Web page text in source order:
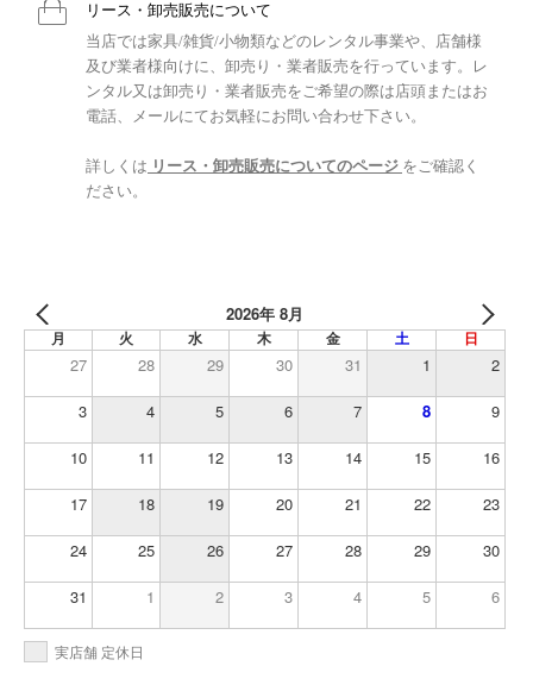
リース・卸売販売について
当店では家具/雑貨/小物類などのレンタル事業や、店舗様
及び業者様向けに、卸売り・業者販売を行っています。レ
ンタル又は卸売り・業者販売をご希望の際は店頭またはお
電話、メールにてお気軽にお問い合わせ下さい。
詳しくは リース・卸売販売についてのページ をご確認く
ださい。
2026年 8月
月 火 水 木 金 土 日
27 28 29 30 31 1 2
3 4 5 6 7 8 9
10 11 12 13 14 15 16
17 18 19 20 21 22 23
24 25 26 27 28 29 30
31 1 2 3 4 5 6
実店舗 定休日